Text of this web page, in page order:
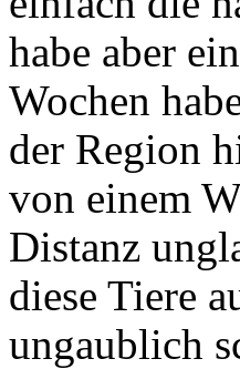
habe aber
Wochen
der Region
von einem
Distanz
diese Tiere
ungaublich